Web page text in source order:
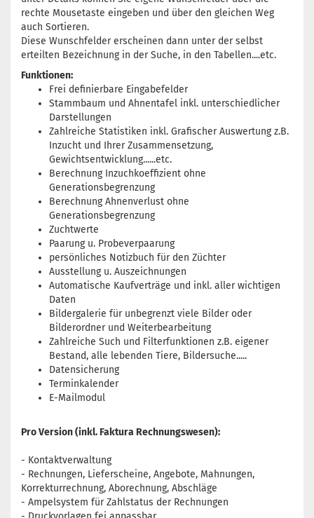
rechte Mousetaste eingeben und über den gleichen Weg
auch Sortieren.
Diese Wunschfelder erscheinen dann unter der selbst
erteilten Bezeichnung in der Suche, in den Tabellen....etc.
Funktionen:
Frei definierbare Eingabefelder
Stammbaum und Ahnentafel inkl. unterschiedlicher
Darstellungen
Zahlreiche Statistiken inkl. Grafischer Auswertung z.B.
Inzucht und Ihrer Zusammensetzung,
Gewichtsentwicklung......etc.
Berechnung Inzuchkoeffizient ohne
Generationsbegrenzung
Berechnung Ahnenverlust ohne
Generationsbegrenzung
Zuchtwerte
Paarung u. Probeverpaarung
persönliches Notizbuch für den Züchter
Ausstellung u. Auszeichnungen
Automatische Kaufverträge und inkl. aller wichtigen
Daten
Bildergalerie für unbegrenzt viele Bilder oder
Bilderordner und Weiterbearbeitung
Zahlreiche Such und Filterfunktionen z.B. eigener
Bestand, alle lebenden Tiere, Bildersuche.....
Datensicherung
Terminkalender
E-Mailmodul
Pro Version (inkl. Faktura Rechnungswesen):
- Kontaktverwaltung
- Rechnungen, Lieferscheine, Angebote, Mahnungen,
Korrekturrechnung, Aborechnung, Abschläge
- Ampelsystem für Zahlstatus der Rechnungen